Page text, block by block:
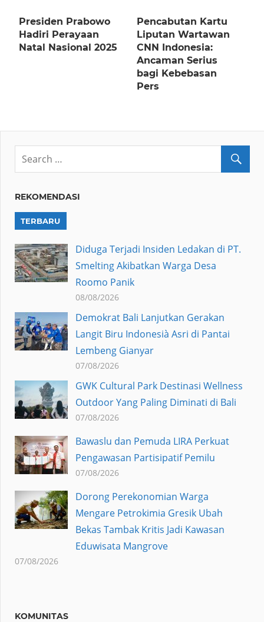
Presiden Prabowo
Hadiri Perayaan
Natal Nasional 2025
Pencabutan Kartu
Liputan Wartawan
CNN Indonesia:
Ancaman Serius
bagi Kebebasan
Pers
REKOMENDASI
TERBARU
Diduga Terjadi Insiden Ledakan di PT.
Smelting Akibatkan Warga Desa
Roomo Panik
08/08/2026
Demokrat Bali Lanjutkan Gerakan
Langit Biru Indonesià Asri di Pantai
Lembeng Gianyar
07/08/2026
GWK Cultural Park Destinasi Wellness
Outdoor Yang Paling Diminati di Bali
07/08/2026
Bawaslu dan Pemuda LIRA Perkuat
Pengawasan Partisipatif Pemilu
07/08/2026
Dorong Perekonomian Warga
Mengare Petrokimia Gresik Ubah
Bekas Tambak Kritis Jadi Kawasan
Eduwisata Mangrove
07/08/2026
KOMUNITAS